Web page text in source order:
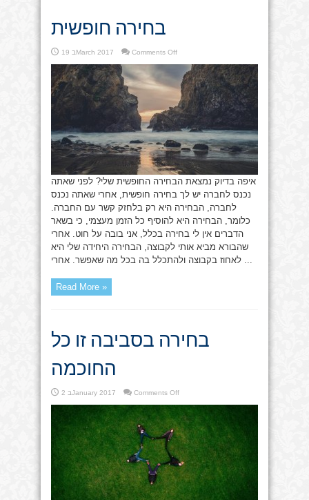
בחירה חופשית
19 בMarch 2017 Comments Offon
חופשית
איפה בדיוק נמצאת הבחירה החופשית שלי? לפני שאתה
נכנס לחברה יש לך בחירה חופשית, אחרי שאתה נכנס
לחברה, הבחירה היא רק בלחזק קשר עם החברה.
כלומר, הבחירה היא להוסיף כל הזמן מעצמי, כי בשאר
הדברים אין לי בחירה בכלל, אני בובה על חוט. אחרי
שהבורא מביא אותי לקבוצה, הבחירה היחידה שלי היא
לאחוז בקבוצה ולהתכלל בה בכל מה שאפשר. אחרי ...
Read More »
בחירה בסביבה זו כל
החוכמה
2 בJanuary 2017 Comments Offon
בסביבה
זו
כל
החוכמה